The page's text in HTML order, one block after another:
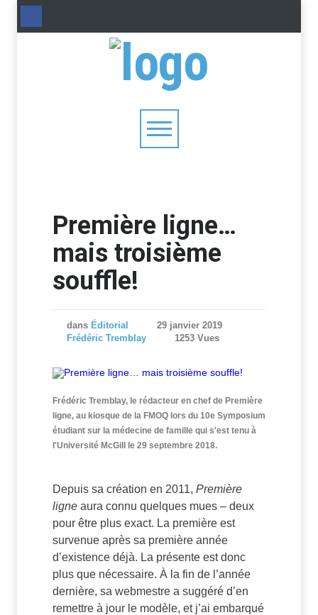
Première ligne…
mais troisième
souffle!
dans Éditorial
29 janvier 2019
Frédéric Tremblay
1253 Vues
Frédéric Tremblay, le rédacteur en chef de Première
ligne, au kiosque de la FMOQ lors du 10e Symposium
étudiant sur la médecine de famille qui s'est tenu à
l'Université McGill le 29 septembre 2018.
Depuis sa création en 2011, Première
ligne aura connu quelques mues – deux
pour être plus exact. La première est
survenue après sa première année
d’existence déjà. La présente est donc
plus que nécessaire. À la fin de l’année
dernière, sa webmestre a suggéré d’en
remettre à jour le modèle, et j’ai embarqué